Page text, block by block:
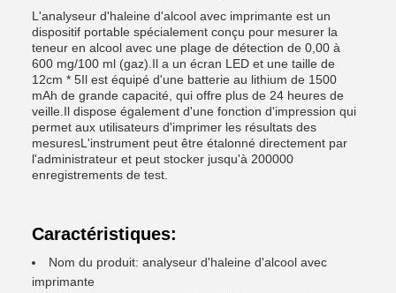
L'analyseur d'haleine d'alcool avec imprimante est un
dispositif portable spécialement conçu pour mesurer la
teneur en alcool avec une plage de détection de 0,00 à
600 mg/100 ml (gaz).Il a un écran LED et une taille de
12cm * 5Il est équipé d'une batterie au lithium de 1500
mAh de grande capacité, qui offre plus de 24 heures de
veille.Il dispose également d'une fonction d'impression qui
permet aux utilisateurs d'imprimer les résultats des
mesuresL'instrument peut être étalonné directement par
l'administrateur et peut stocker jusqu'à 200000
enregistrements de test.
Caractéristiques:
Nom du produit: analyseur d'haleine d'alcool avec
imprimante